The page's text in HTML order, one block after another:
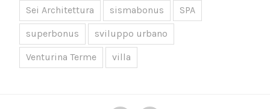
Sei Architettura sismabonus SPA
superbonus sviluppo urbano
Venturina Terme villa